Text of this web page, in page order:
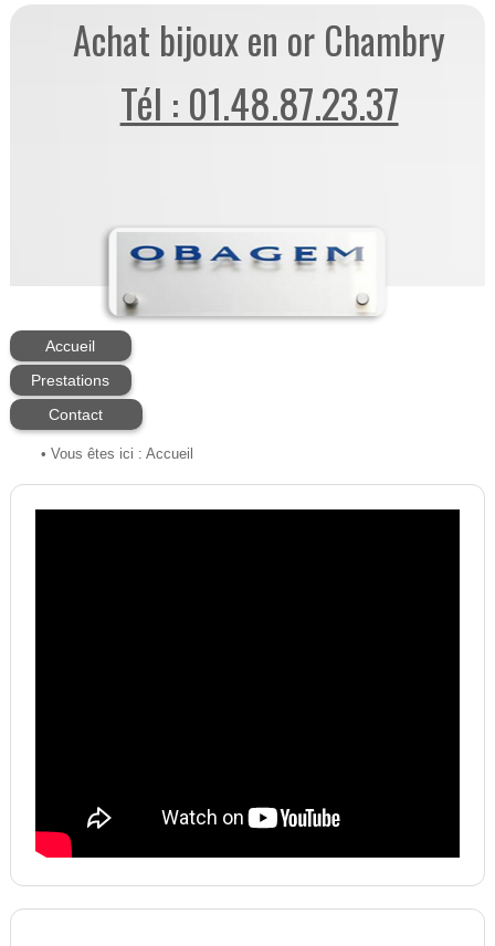
Achat bijoux en or Chambry
Tél : 01.48.87.23.37
Accueil
Prestations
Contact
• Vous êtes ici : Accueil